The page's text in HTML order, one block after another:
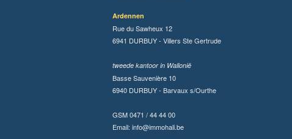
Ardennen
Rue du Sawheux 12
6941 DURBUY - Villers Ste Gertrude
tweede kantoor in Wallonië
Basse Sauvenière 10
6940 DURBUY - Barvaux s/Ourthe
GSM 0471 / 44 44 00
Email: info@immohali.be